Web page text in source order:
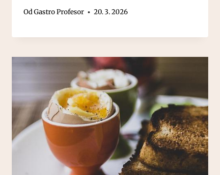
OdGastro Profesor 20. 3. 2026